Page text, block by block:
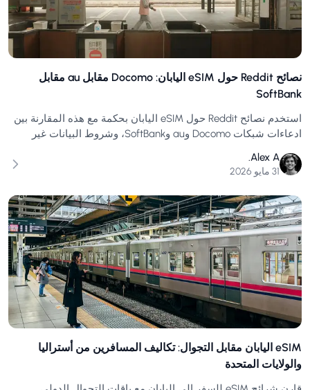
نصائح Reddit حول eSIM اليابان: Docomo مقابل au مقابل
SoftBank
استخدم نصائح Reddit حول eSIM اليابان بحكمة مع هذه المقارنة بين
ادعاءات شبكات Docomo وau وSoftBank، وشروط البيانات غير
Alex A.
31 مايو 2026
eSIM اليابان مقابل التجوال: تكاليف المسافرين من أستراليا
والولايات المتحدة